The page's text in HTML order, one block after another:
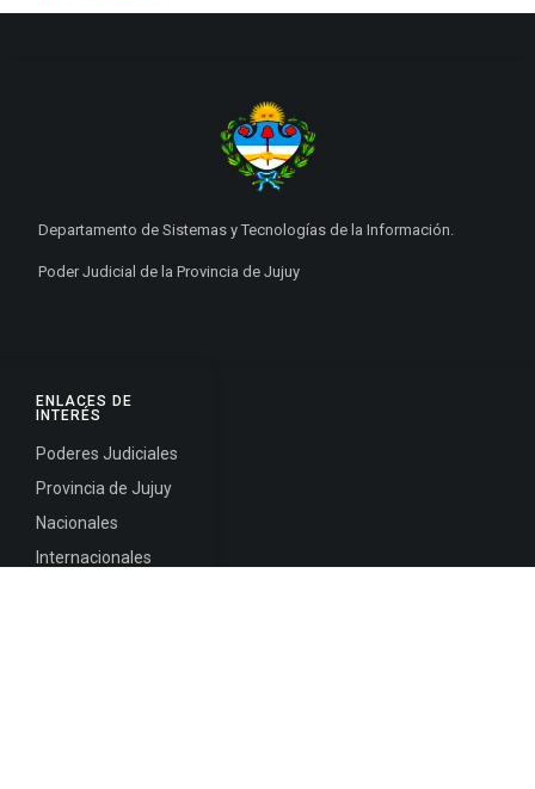
ENLACES DE
INTERÉS
Poderes Judiciales
Provincia de Jujuy
Nacionales
Internacionales
Departamento de Sistemas y Tecnologías de la Información.
Poder Judicial de la Provincia de Jujuy